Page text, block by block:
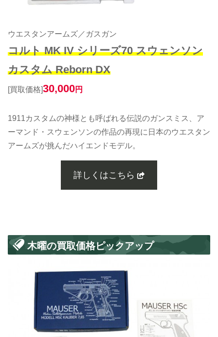
ウエスタンアームズ／ガスガン
コルト MK IV シリーズ70 スウェンソン
カスタム Reborn DX
[買取価格]30,000円
1911カスタムの神様とも呼ばれる伝説のガンスミス、ア
ーマンド・スウェンソンの作品の再現に日本のウエスタン
アームズが挑んだハイエンドモデル。
詳しくはこちら
木曜の買取価格ピックアップ